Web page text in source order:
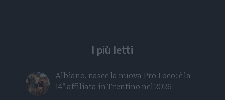
I più letti
Albiano, nasce la nuova Pro Loco: è la
14ª affiliata in Trentino nel 2026